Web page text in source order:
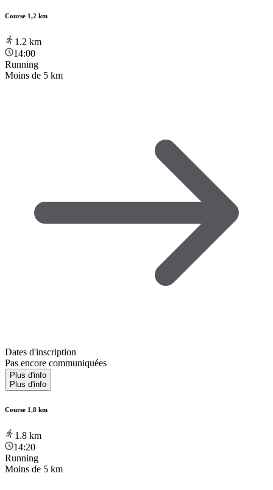
Course 1,2 km
1.2 km
14:00
Running
Moins de 5 km
Dates d'inscription
Pas encore communiquées
Plus d'info
Plus d'info
Course 1,8 km
1.8 km
14:20
Running
Moins de 5 km